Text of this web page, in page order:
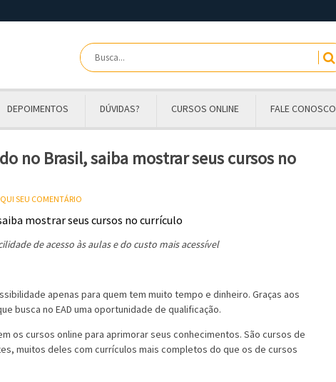
DEPOIMENTOS DÚVIDAS? CURSOS ONLINE FALE CONOSCO
no Brasil, saiba mostrar seus cursos no
SEU COMENTÁRIO
de acesso às aulas e do custo mais acessível
apenas para quem tem muito tempo e dinheiro. Graças aos
busca no EAD uma oportunidade de qualificação.
os cursos online para aprimorar seus conhecimentos. São cursos de
muitos deles com currículos mais completos do que os de cursos